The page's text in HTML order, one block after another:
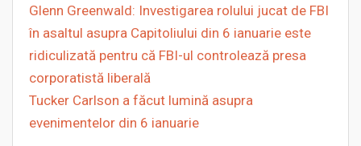
Glenn Greenwald: Investigarea rolului jucat de FBI
în asaltul asupra Capitoliului din 6 ianuarie este
ridiculizată pentru că FBI-ul controlează presa
corporatistă liberală
Tucker Carlson a făcut lumină asupra
evenimentelor din 6 ianuarie